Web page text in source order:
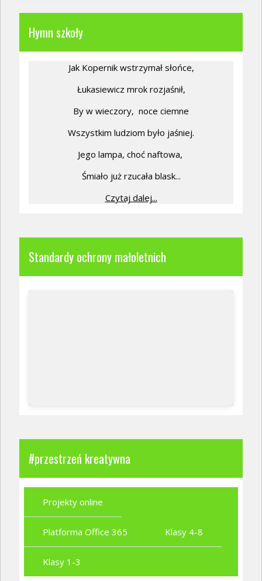
Hymn szkoły
Jak Kopernik wstrzymał słońce,
Łukasiewicz mrok rozjaśnił,
By w wieczory, noce ciemne
Wszystkim ludziom było jaśniej.
Jego lampa, choć naftowa,
Śmiało już rzucała blask...
Czytaj dalej...
Standardy ochrony małoletnich
#przestrzeń kreatywna
Projekty online
Platforma Office 365 Klasy 4-8
Klasy 1-3